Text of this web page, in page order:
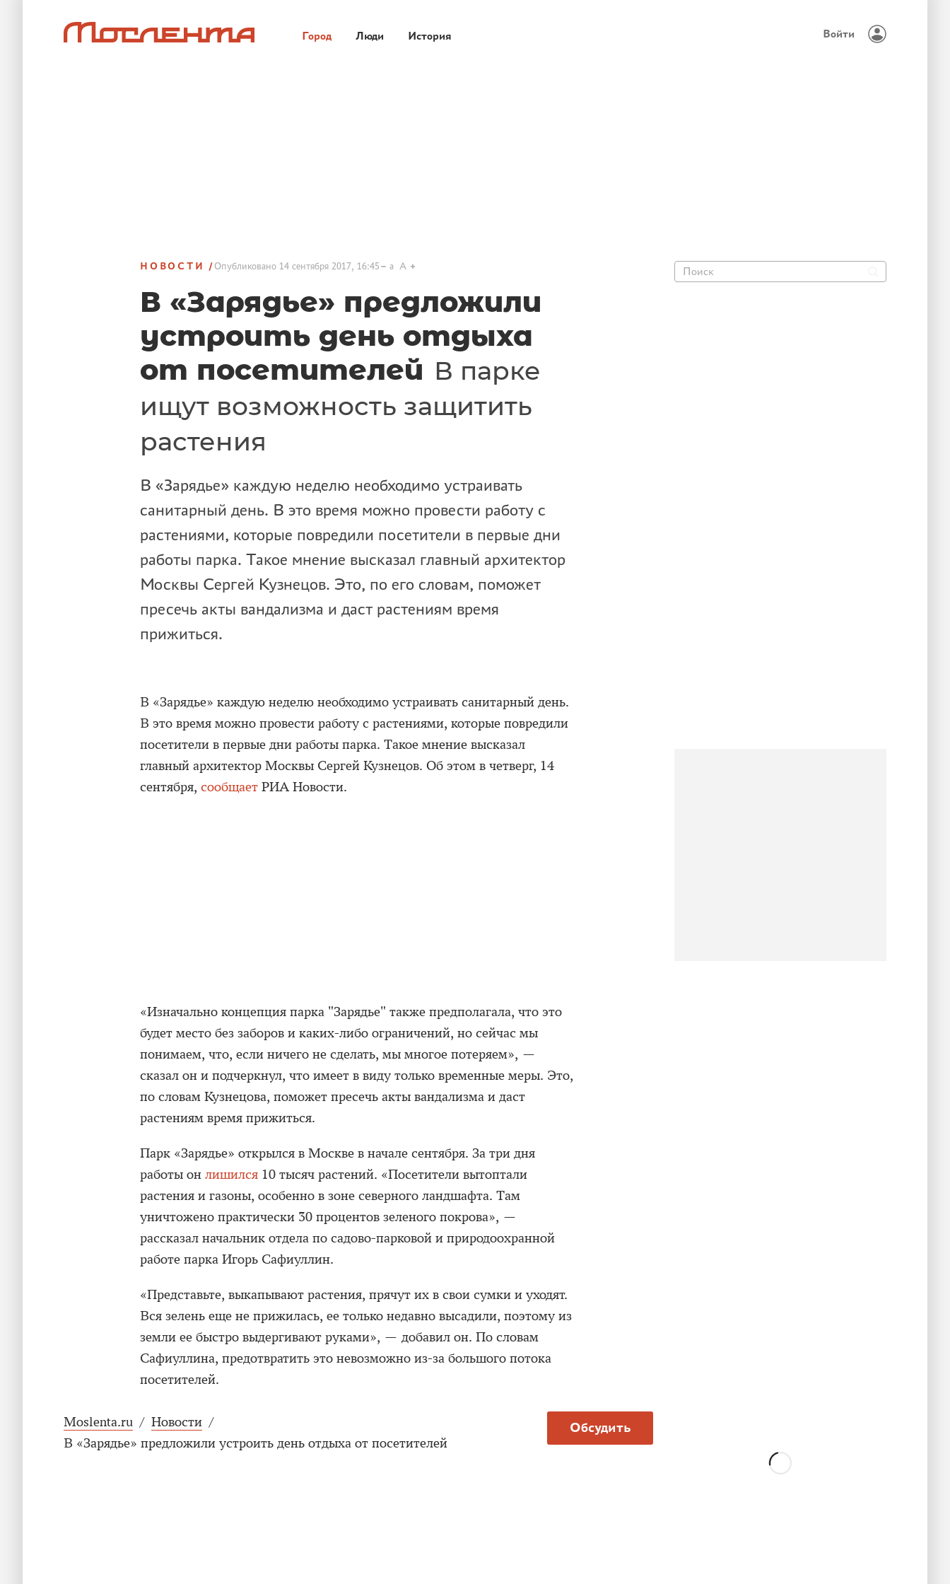
Город Люди История Войти
НОВОСТИ Опубликовано14 сентября 2017, 16:45 a A
В «Зарядье» предложили
устроить день отдыха
от посетителей В парке
ищут возможность защитить
растения
В «Зарядье» каждую неделю необходимо устраивать
санитарный день. В это время можно провести работу с
растениями, которые повредили посетители в первые дни
работы парка. Такое мнение высказал главный архитектор
Москвы Сергей Кузнецов. Это, по его словам, поможет
пресечь акты вандализма и даст растениям время
прижиться.
В «Зарядье» каждую неделю необходимо устраивать санитарный день.
В это время можно провести работу с растениями, которые повредили
посетители в первые дни работы парка. Такое мнение высказал
главный архитектор Москвы Сергей Кузнецов. Об этом в четверг, 14
сентября, сообщает РИА Новости.
«Изначально концепция парка "Зарядье" также предполагала, что это
будет место без заборов и каких-либо ограничений, но сейчас мы
понимаем, что, если ничего не сделать, мы многое потеряем», —
сказал он и подчеркнул, что имеет в виду только временные меры. Это,
по словам Кузнецова, поможет пресечь акты вандализма и даст
растениям время прижиться.
Парк «Зарядье» открылся в Москве в начале сентября. За три дня
работы он лишился 10 тысяч растений. «Посетители вытоптали
растения и газоны, особенно в зоне северного ландшафта. Там
уничтожено практически 30 процентов зеленого покрова», —
рассказал начальник отдела по садово-парковой и природоохранной
работе парка Игорь Сафиуллин.
«Представьте, выкапывают растения, прячут их в свои сумки и уходят.
Вся зелень еще не прижилась, ее только недавно высадили, поэтому из
земли ее быстро выдергивают руками», — добавил он. По словам
Сафиуллина, предотвратить это невозможно из-за большого потока
посетителей.
Обсудить
Moslenta.ru / Новости /
В «Зарядье» предложили устроить день отдыха от посетителей